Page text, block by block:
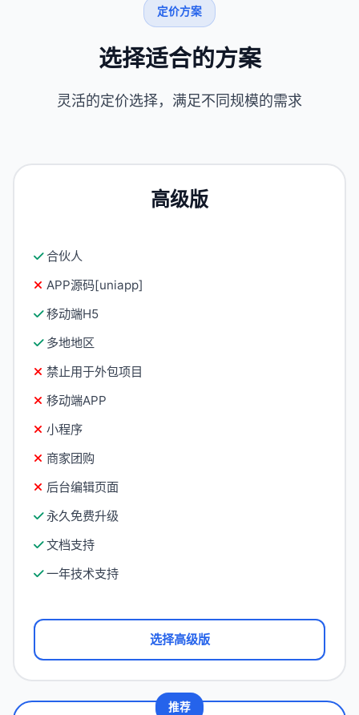
定价方案
选择适合的方案
灵活的定价选择，满足不同规模的需求
高级版
合伙人
APP源码[uniapp]
移动端H5
多地地区
禁止用于外包项目
移动端APP
小程序
商家团购
后台编辑页面
永久免费升级
文档支持
一年技术支持
选择高级版
推荐